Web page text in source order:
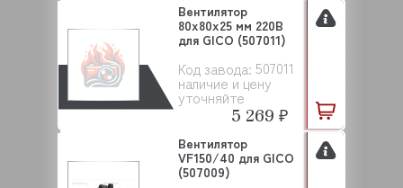
Код завода: 507011
наличие и цену
уточняйте
Вентилятор
80х80х25 мм 220В
для GICO (507011)
5 269 ₽
Вентилятор
VF150/40 для GICO
(507009)